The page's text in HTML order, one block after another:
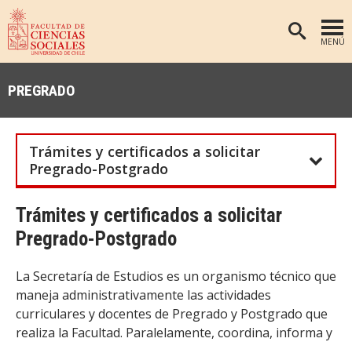
MENÚ
DEPARTAMENTOS
ANTROPOLOGÍA
EDUCACIÓN
PSICOLOGÍA
SOCIOLOGÍA
TRABAJO SOCIAL
PREGRADO
POSTGRADO
INVESTIGACIÓN
PUBLICACIONES
EXTENSIÓN
BIBLIOTECA
ADMISIÓN
PREGRADO
Trámites y certificados a solicitar
Pregrado-Postgrado
Trámites y certificados a solicitar
Pregrado-Postgrado
La Secretaría de Estudios es un organismo técnico que
maneja administrativamente las actividades
curriculares y docentes de Pregrado y Postgrado que
realiza la Facultad. Paralelamente, coordina, informa y